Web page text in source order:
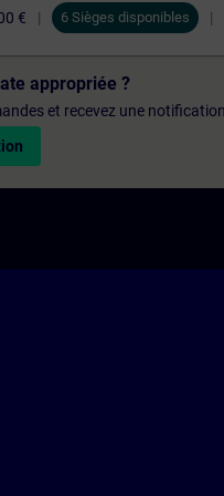
€ 6 Sièges disponibles
appropriée ?
et recevez une